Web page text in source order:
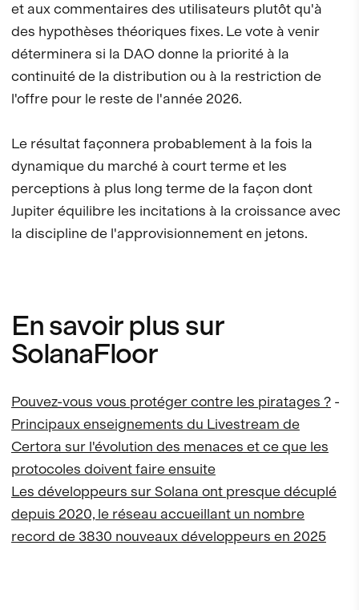
et aux commentaires des utilisateurs plutôt qu'à
des hypothèses théoriques fixes. Le vote à venir
déterminera si la DAO donne la priorité à la
continuité de la distribution ou à la restriction de
l'offre pour le reste de l'année 2026.
Le résultat façonnera probablement à la fois la
dynamique du marché à court terme et les
perceptions à plus long terme de la façon dont
Jupiter équilibre les incitations à la croissance avec
la discipline de l'approvisionnement en jetons.
En savoir plus sur
SolanaFloor
Pouvez-vous vous protéger contre les piratages ? -
Principaux enseignements du Livestream de
Certora sur l'évolution des menaces et ce que les
protocoles doivent faire ensuite
Les développeurs sur Solana ont presque décuplé
depuis 2020, le réseau accueillant un nombre
record de 3830 nouveaux développeurs en 2025